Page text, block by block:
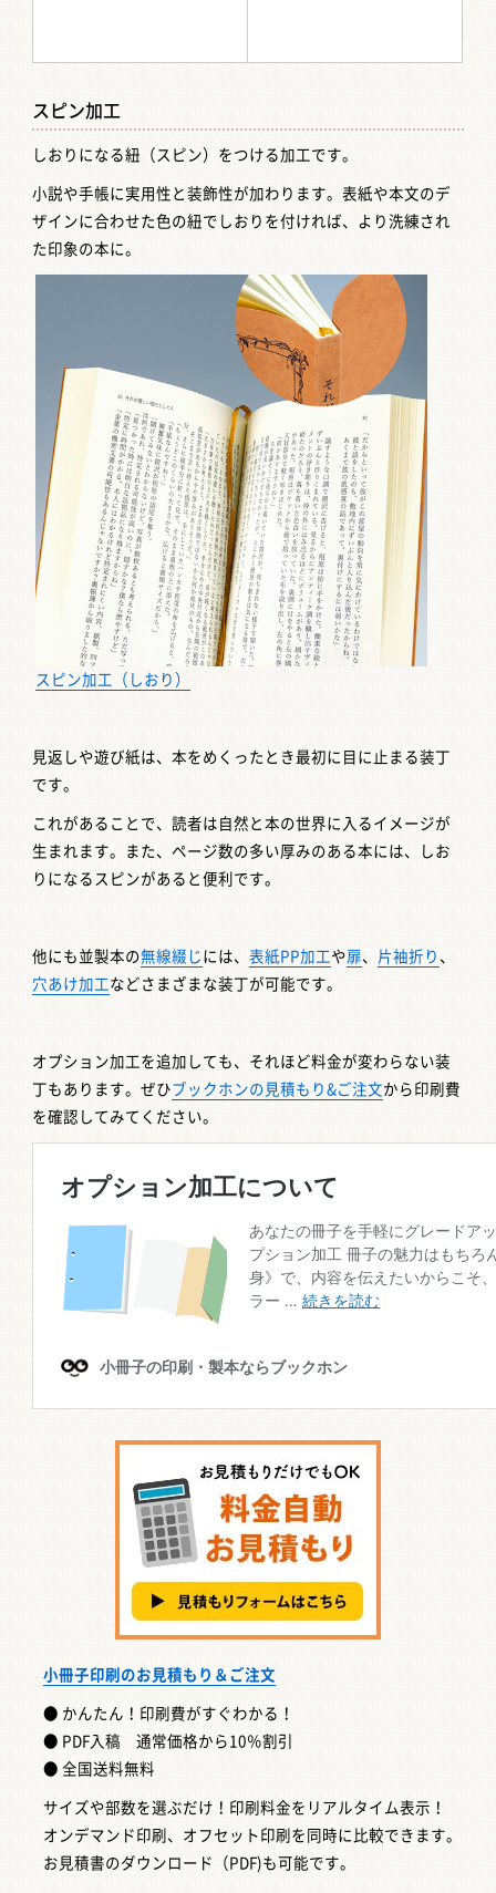
スピン加工
しおりになる紐（スピン）をつける加工です。
小説や手帳に実用性と装飾性が加わります。表紙や本文のデ
ザインに合わせた色の紐でしおりを付ければ、より洗練され
た印象の本に。
スピン加工（しおり）
見返しや遊び紙は、本をめくったとき最初に目に止まる装丁
です。
これがあることで、読者は自然と本の世界に入るイメージが
生まれます。また、ページ数の多い厚みのある本には、しお
りになるスピンがあると便利です。
他にも並製本の無線綴じ には、表紙PP加工や扉、 片袖折り、
穴あけ加工などさまざまな装丁が可能です。
オプション加工を追加しても、それほど料金が変わらない装
丁もあります。ぜひブックホンの見積もり&ご注文から印刷費
を確認してみてください。
小冊子印刷のお見積もり＆ご注文
● かんたん！印刷費がすぐわかる！
● PDF入稿 通常価格から10％割引
● 全国送料無料
サイズや部数を選ぶだけ！印刷料金をリアルタイム表示！
オンデマンド印刷、オフセット印刷を同時に比較できます。
お見積書のダウンロード（PDF)も可能です。